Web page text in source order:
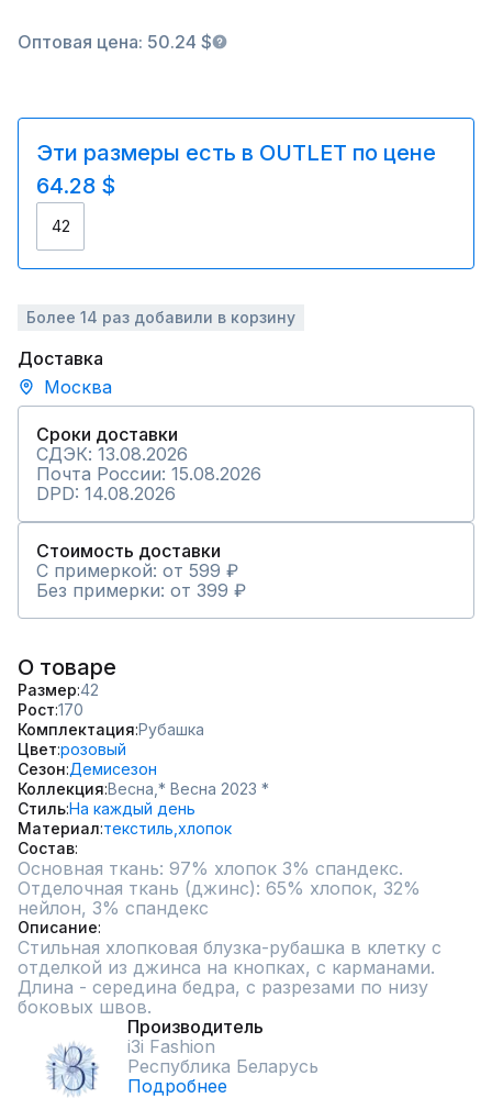
Оптовая цена: 50.24 $
Эти размеры есть в OUTLET по цене
64.28 $
42
Более 14 раз добавили в корзину
Доставка
Москва
Сроки доставки
СДЭК: 13.08.2026
Почта России: 15.08.2026
DPD: 14.08.2026
Стоимость доставки
С примеркой: от 599 ₽
Без примерки: от 399 ₽
О товаре
Размер 42
Рост 170
Комплектация Рубашка
Цвет розовый
Сезон Демисезон
Коллекция Весна, * Весна 2023 *
СтильНа каждый день
Материал текстиль, хлопок
Состав
Основная ткань: 97% хлопок 3% спандекс.
Отделочная ткань (джинс): 65% хлопок, 32%
нейлон, 3% спандекс
Описание
Стильная хлопковая блузка-рубашка в клетку с
отделкой из джинса на кнопках, с карманами.
Длина - середина бедра, с разрезами по низу
боковых швов.
Производитель
i3i Fashion
Республика Беларусь
Подробнее